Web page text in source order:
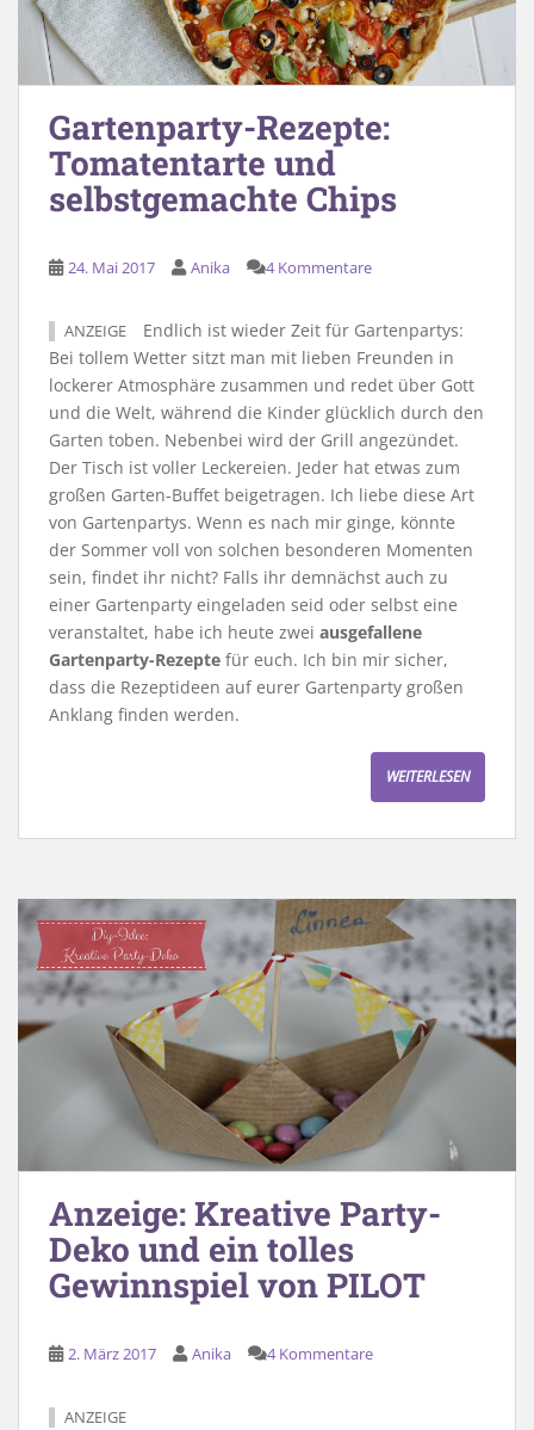
Gartenparty-Rezepte:
Tomatentarte und
selbstgemachte Chips
24. Mai 2017 Anika 4 Kommentare
ANZEIGE
Endlich ist wieder Zeit für Gartenpartys:
Bei tollem Wetter sitzt man mit lieben Freunden in
lockerer Atmosphäre zusammen und redet über Gott
und die Welt, während die Kinder glücklich durch den
Garten toben. Nebenbei wird der Grill angezündet.
Der Tisch ist voller Leckereien. Jeder hat etwas zum
großen Garten-Buffet beigetragen. Ich liebe diese Art
von Gartenpartys. Wenn es nach mir ginge, könnte
der Sommer voll von solchen besonderen Momenten
sein, findet ihr nicht? Falls ihr demnächst auch zu
einer Gartenparty eingeladen seid oder selbst eine
veranstaltet, habe ich heute zwei ausgefallene
Gartenparty-Rezepte für euch. Ich bin mir sicher,
dass die Rezeptideen auf eurer Gartenparty großen
Anklang finden werden.
WEITERLESEN
Anzeige: Kreative Party-
Deko und ein tolles
Gewinnspiel von PILOT
2. März 2017 Anika 4 Kommentare
ANZEIGE